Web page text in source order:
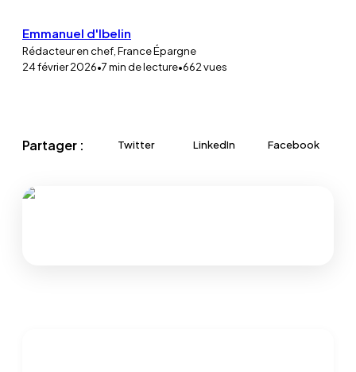
Emmanuel d'Ibelin
Rédacteur en chef, France Épargne
24 février 2026•7min de lecture•662vues
Partager : Twitter LinkedIn Facebook